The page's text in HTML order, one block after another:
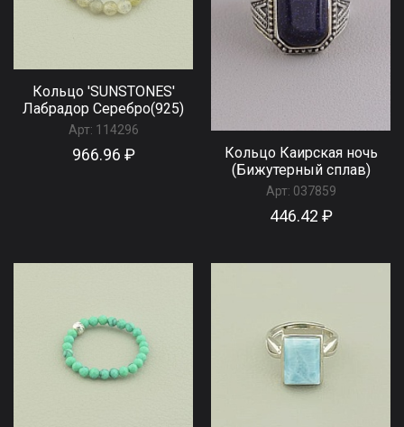
Кольцо 'SUNSTONES'
Лабрадор Серебро(925)
Арт: 114296
966.96 ₽
Кольцо Каирская ночь
(Бижутерный сплав)
Арт: 037859
446.42 ₽